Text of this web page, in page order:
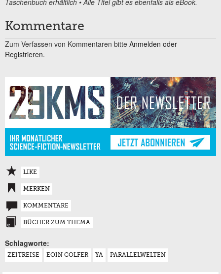
Kommentare
Zum Verfassen von Kommentaren bitte Anmelden oder
Registrieren.
LIKE
MERKEN
KOMMENTARE
BÜCHER ZUM THEMA
Schlagworte:
ZEITREISE EOIN COLFER YA PARALLELWELTEN